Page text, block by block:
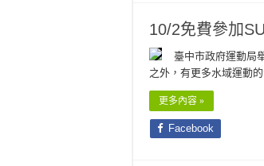
10/2免費參加
臺中市政府運動局
之外，有更多水域運動
更多內容 »
Facebook